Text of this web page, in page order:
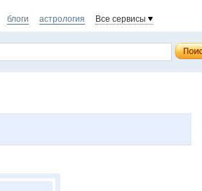
блоги астрология Все сервисы